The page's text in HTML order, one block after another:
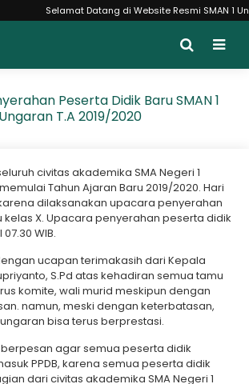
Selamat Datang di Website Resmi SMAN 1
Peserta Didik Baru SMAN 1
Ungaran T.A 2019/2020
civitas akademika SMA Negeri 1
Tahun Ajaran Baru 2019/2020. Hari
dilaksanakan upacara penyerahan
X. Upacara penyerahan peserta didik
WIB.
ucapan terimakasih dari Kepala
S.Pd atas kehadiran semua tamu
komite, wali murid meskipun dengan
namun, meski dengan keterbatasan,
bisa terus berprestasi.
agar semua peserta didik
PPDB, karena semua peserta didik
dari civitas akademika SMA Negeri 1